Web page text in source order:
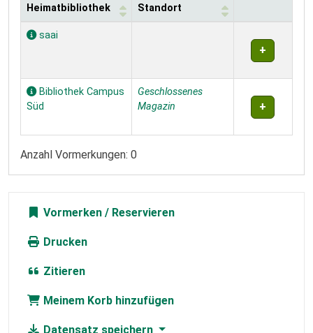
Exemplare
Heimatbibliothek Standort
saai
Bibliothek Campus
Süd
Geschlossenes
Magazin
Anzahl Vormerkungen: 0
Vormerken
Drucken
Zitieren
Meinem Korb hinzufügen
Datensatz speichern